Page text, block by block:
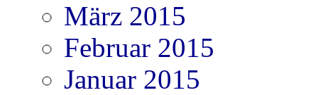
März 2015
Februar 2015
Januar 2015